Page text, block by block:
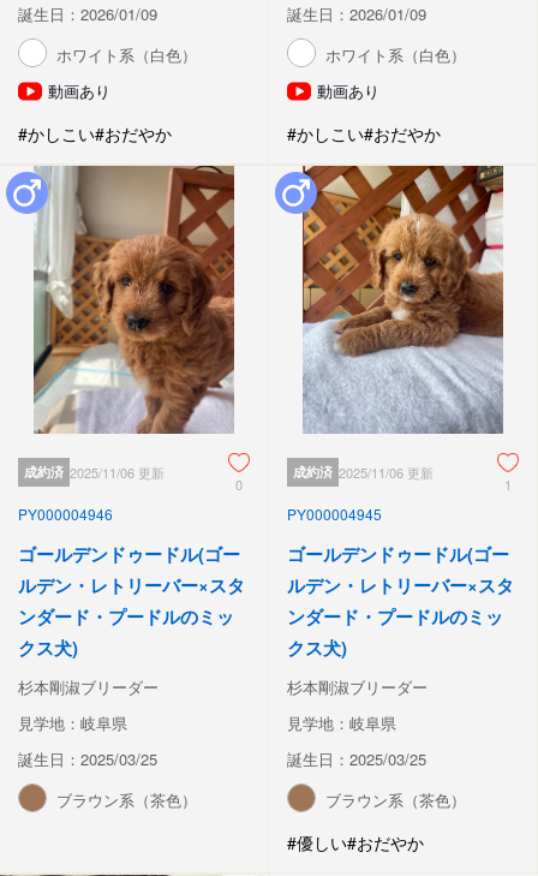
誕生日：2026/01/09
ホワイト系（白色）
動画あり
#かしこい#おだやか
誕生日：2026/01/09
ホワイト系（白色）
動画あり
#かしこい#おだやか
成約済 2025/11/06 更新
0
PY000004946
ゴールデンドゥードル(ゴー
ルデン・レトリーバー×スタ
ンダード・プードルのミッ
クス犬)
杉本剛淑ブリーダー
見学地：岐阜県
誕生日：2025/03/25
ブラウン系（茶色）
成約済 2025/11/06 更新
1
PY000004945
ゴールデンドゥードル(ゴー
ルデン・レトリーバー×スタ
ンダード・プードルのミッ
クス犬)
杉本剛淑ブリーダー
見学地：岐阜県
誕生日：2025/03/25
ブラウン系（茶色）
#優しい#おだやか